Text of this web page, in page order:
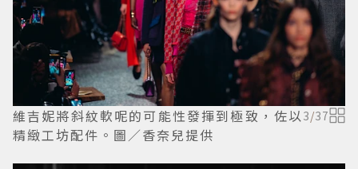
維吉妮將斜紋軟呢的可能性發揮到極致，佐以
精緻工坊配件。圖／香奈兒提供
3/37